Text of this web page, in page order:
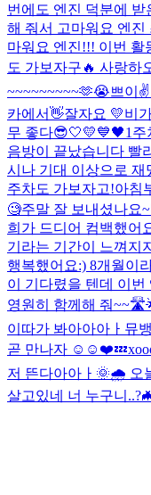
번에도 엔진 덕분에 받
해 줘서 고마워요 엔진
마워요 엔진!!! 이번 활
도 가보자구🔥 사랑하
~~~~~~~~~🫶😭쁘이✌️
카에서👋잘자요 💛비
무 좋다😎🤍💛💙🖤1
음방이 끝났습니다 빨
시나 기대 이상으로 재
주차도 가보자고!아침
🧐주말 잘 보내셨나요~
희가 드디어 컴백했어
기라는 기간이 느껴지
행복했어요:) 8개월이
이 기다렸을 텐데 이
영원히 함께해 줘
이따가 봐아아아ㅏ 뮤
곧 만나자 ☺️☺️❤️💤
저 뜬다아아ㅏ 🌞🌧 오
살고있네 너 누구니..?